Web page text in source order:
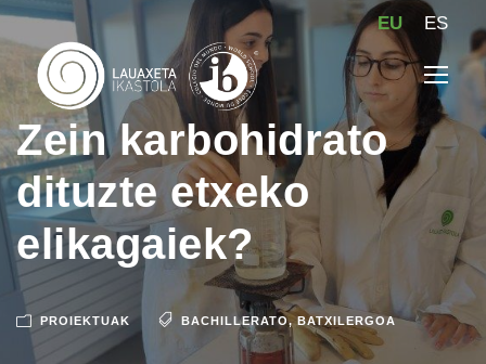
EU ES
Zein karbohidrato
dituzte etxeko
elikagaiek?
PROIEKTUAK BACHILLERATO, BATXILERGOA